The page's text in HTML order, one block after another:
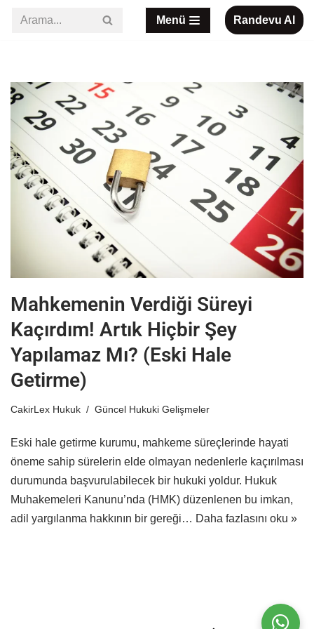
Menü Randevu Al
Mahkemenin Verdiği Süreyi
Kaçırdım! Artık Hiçbir Şey
Yapılamaz Mı? (Eski Hale
Getirme)
CakirLex Hukuk Güncel Hukuki Gelişmeler
Eski hale getirme kurumu, mahkeme süreçlerinde hayati
öneme sahip sürelerin elde olmayan nedenlerle kaçırılması
durumunda başvurulabilecek bir hukuki yoldur. Hukuk
Muhakemeleri Kanunu’nda (HMK) düzenlenen bu imkan,
adil yargılanma hakkının bir gereği… Daha fazlasını oku »